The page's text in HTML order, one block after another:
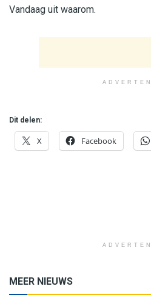
Vandaag uit waarom.
Dit delen:
X Facebook
MEER NIEUWS